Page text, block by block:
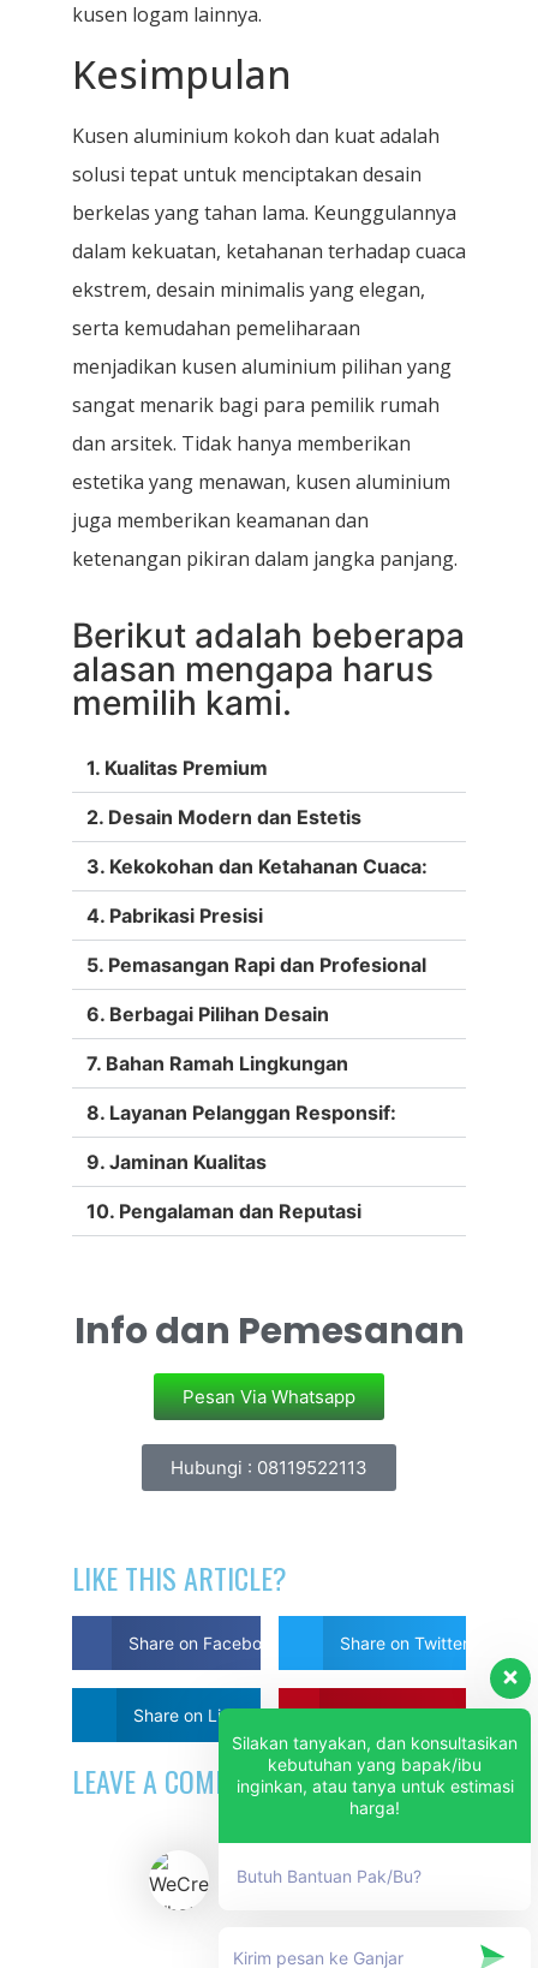
kusen logam lainnya.
Kesimpulan
Kusen aluminium kokoh dan kuat adalah
solusi tepat untuk menciptakan desain
berkelas yang tahan lama. Keunggulannya
dalam kekuatan, ketahanan terhadap cuaca
ekstrem, desain minimalis yang elegan,
serta kemudahan pemeliharaan
menjadikan kusen aluminium pilihan yang
sangat menarik bagi para pemilik rumah
dan arsitek. Tidak hanya memberikan
estetika yang menawan, kusen aluminium
juga memberikan keamanan dan
ketenangan pikiran dalam jangka panjang.
Berikut adalah beberapa
alasan mengapa harus
memilih kami.
1. Kualitas Premium
2. Desain Modern dan Estetis
3. Kekokohan dan Ketahanan Cuaca:
4. Pabrikasi Presisi
5. Pemasangan Rapi dan Profesional
6. Berbagai Pilihan Desain
7. Bahan Ramah Lingkungan
8. Layanan Pelanggan Responsif:
9. Jaminan Kualitas
10. Pengalaman dan Reputasi
Info dan Pemesanan
Pesan Via Whatsapp
Hubungi : 08119522113
LIKE THIS ARTICLE?
Share on Facebook Share on Twitter
Share on Linkdin Share on Pinterest
LEAVE A COMMENT
Silakan tanyakan, dan konsultasikan
kebutuhan yang bapak/ibu
inginkan, atau tanya untuk estimasi
harga!
Butuh Bantuan Pak/Bu?